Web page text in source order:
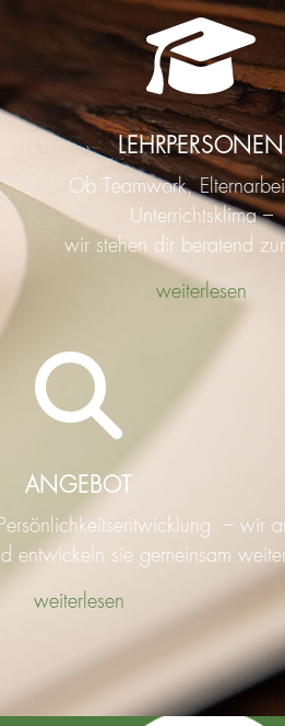
LEHRPERSONEN
Ob Teamwork,
Unterrichtsklima –
wir stehen dir beratend
weiterlesen
ANGEBOT
– wir
entwickeln sie gemeinsam
weiterlesen